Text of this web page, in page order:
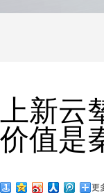
上新
价值是
更